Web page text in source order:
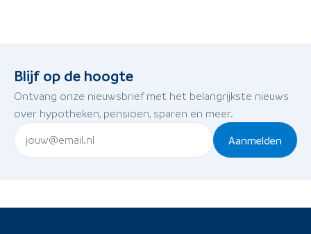
Blijf op de hoogte
Ontvang onze nieuwsbrief met het belangrijkste nieuws
over hypotheken, pensioen, sparen en meer.
Aanmelden